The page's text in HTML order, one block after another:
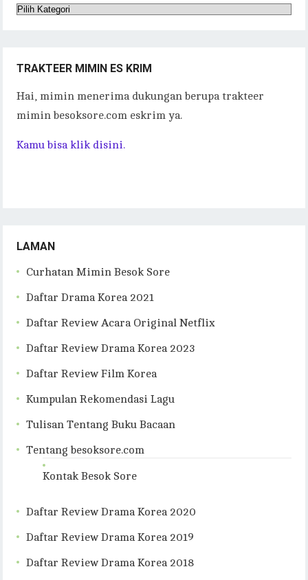
Kategori
TRAKTEER MIMIN ES KRIM
Hai, mimin menerima dukungan berupa trakteer
mimin besoksore.com eskrim ya.
Kamu bisa klik disini.
LAMAN
Curhatan Mimin Besok Sore
Daftar Drama Korea 2021
Daftar Review Acara Original Netflix
Daftar Review Drama Korea 2023
Daftar Review Film Korea
Kumpulan Rekomendasi Lagu
Tulisan Tentang Buku Bacaan
Tentang besoksore.com
Kontak Besok Sore
Daftar Review Drama Korea 2020
Daftar Review Drama Korea 2019
Daftar Review Drama Korea 2018